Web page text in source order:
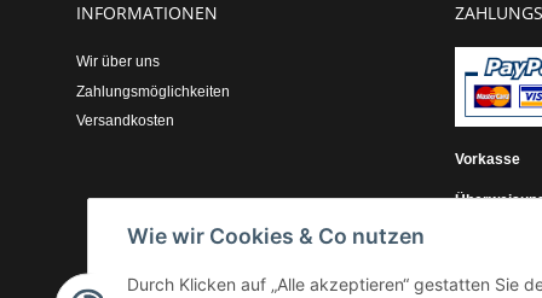
Wie wir Cookies & Co nutzen
Durch Klicken auf „Alle akzeptieren“ gestatten Sie
INFORMATIONEN
Wir über uns
Zahlungsmöglichkeiten
Versandkosten
Vorkasse